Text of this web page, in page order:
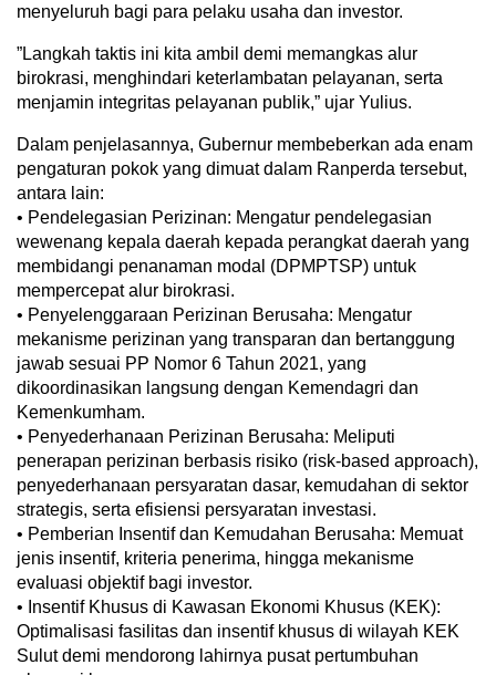
menyeluruh bagi para pelaku usaha dan investor.
​”Langkah taktis ini kita ambil demi memangkas alur
birokrasi, menghindari keterlambatan pelayanan, serta
menjamin integritas pelayanan publik,” ujar Yulius.
​Dalam penjelasannya, Gubernur membeberkan ada enam
pengaturan pokok yang dimuat dalam Ranperda tersebut,
antara lain:
• ​Pendelegasian Perizinan: Mengatur pendelegasian
wewenang kepala daerah kepada perangkat daerah yang
membidangi penanaman modal (DPMPTSP) untuk
mempercepat alur birokrasi.
• ​Penyelenggaraan Perizinan Berusaha: Mengatur
mekanisme perizinan yang transparan dan bertanggung
jawab sesuai PP Nomor 6 Tahun 2021, yang
dikoordinasikan langsung dengan Kemendagri dan
Kemenkumham.
• ​Penyederhanaan Perizinan Berusaha: Meliputi
penerapan perizinan berbasis risiko (risk-based approach),
penyederhanaan persyaratan dasar, kemudahan di sektor
strategis, serta efisiensi persyaratan investasi.
• ​Pemberian Insentif dan Kemudahan Berusaha: Memuat
jenis insentif, kriteria penerima, hingga mekanisme
evaluasi objektif bagi investor.
• ​Insentif Khusus di Kawasan Ekonomi Khusus (KEK):
Optimalisasi fasilitas dan insentif khusus di wilayah KEK
Sulut demi mendorong lahirnya pusat pertumbuhan